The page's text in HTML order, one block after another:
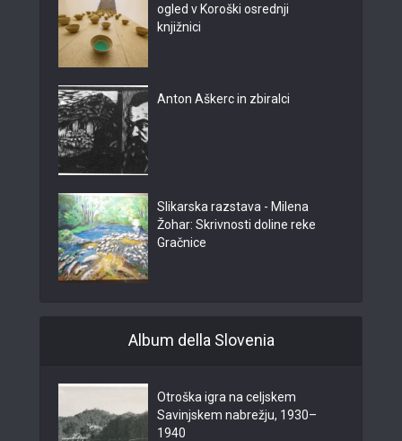
ogled v Koroški osrednji
knjižnici
Anton Aškerc in zbiralci
Slikarska razstava - Milena
Žohar: Skrivnosti doline reke
Gračnice
Album della Slovenia
Otroška igra na celjskem
Savinjskem nabrežju, 1930–
1940